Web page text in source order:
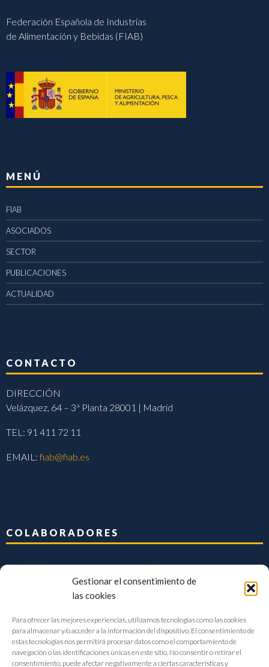
Gestionar el consentimiento de
las cookies
Para ofrecer las mejores experiencias, utilizamos tecnologías como las cookies
para almacenar y/o acceder a la información del dispositivo. El consentimiento de
estas tecnologías nos permitirá procesar datos como el comportamiento de
navegación o las identificaciones únicas en este sitio. No consentir o retirar el
consentimiento, puede afectar negativamente a ciertas características y
Federación Española de Industrias
de Alimentación y Bebidas (FIAB)
MENÚ
FIAB
ASOCIADOS
SECTOR
PUBLICACIONES
ACTUALIDAD
CONTACTO
DIRECCIÓN
Velázquez, 64 – 3ª Planta 28001 | Madrid
TEL: 91 411 72 11
EMAIL:fiab@fiab.es
COLABORADORES